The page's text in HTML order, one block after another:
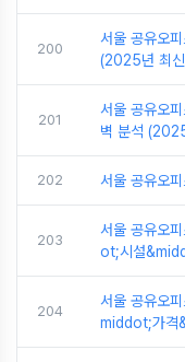
200
서울 공유오
(2025년 최
201
서울 공유오
벽 분석
202 서울 공유오
203
서울 공유오
ot;시설
204
서울 공유오
middot;가격